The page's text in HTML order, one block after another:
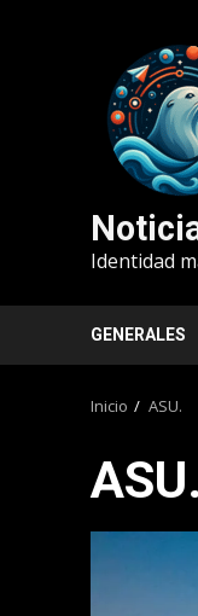
Identidad
GENERALES
Inicio ASU.
ASU.